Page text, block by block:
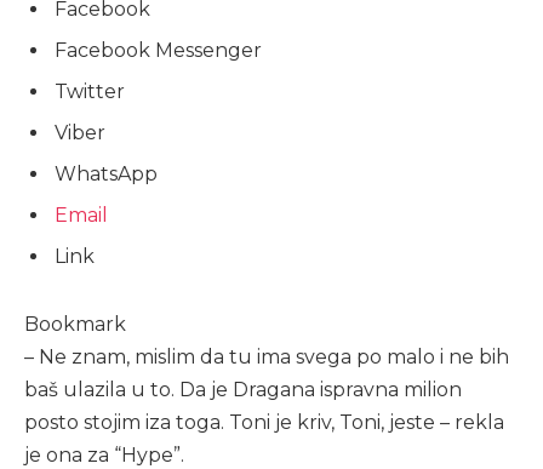
Facebook
Facebook Messenger
Twitter
Viber
WhatsApp
Email
Link
Bookmark
– Ne znam, mislim da tu ima svega po malo i ne bih
baš ulazila u to. Da je Dragana ispravna milion
posto stojim iza toga. Toni je kriv, Toni, jeste – rekla
je ona za “Hype”.